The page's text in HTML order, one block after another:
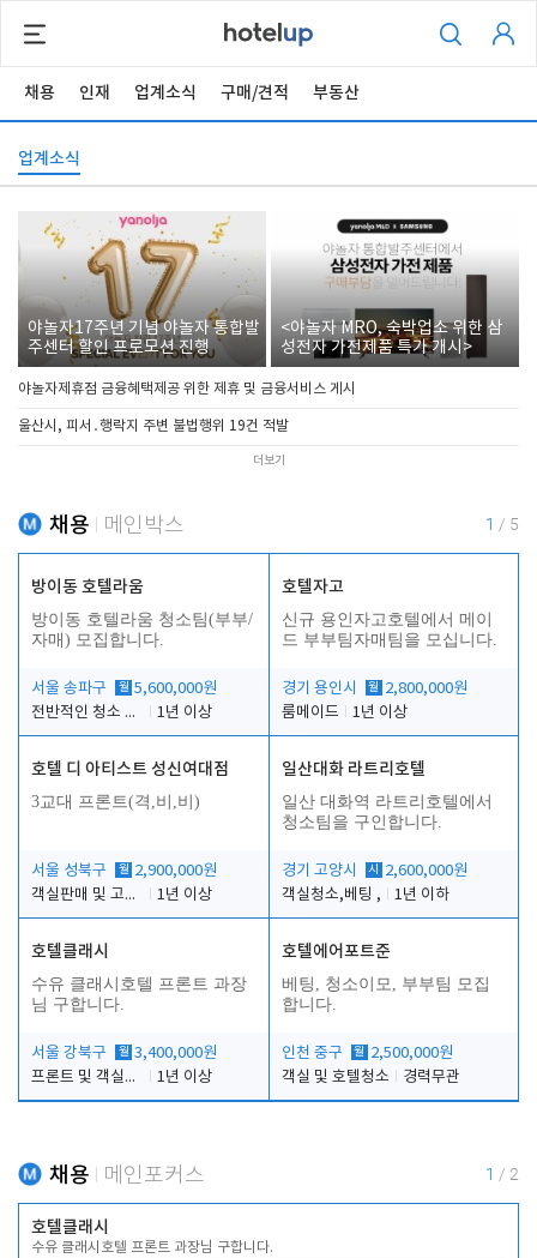
채용 인재 업계소식 구매/견적 부동산
업계소식
야놀자17주년 기념 야놀자 통합발
주센터 할인 프로모션 진행
<야놀자 MRO, 숙박업소 위한 삼
성전자 가전제품 특가 개시>
야놀자제휴점 금융혜택제공 위한 제휴 및 금융서비스 게시
울산시, 피서․행락지 주변 불법행위 19건 적발
더보기
채용 메인박스 1 / 5
방이동 호텔라움
방이동 호텔라움 청소팀(부부/
자매) 모집합니다.
서울 송파구 월 5,600,000원
전반적인 청소 업무(객실청소.객실정리)
1년 이상
호텔자고
신규 용인자고호텔에서 메이
드 부부팀자매팀을 모십니다.
경기 용인시 월 2,800,000원
룸메이드
1년 이상
호텔 디 아티스트 성신여대점
3교대 프론트(격,비,비)
서울 성북구 월 2,900,000원
객실판매 및 고객응대
1년 이상
일산대화 라트리호텔
일산 대화역 라트리호텔에서
청소팀을 구인합니다.
경기 고양시 시
2,600,000원
객실청소,베팅 ,
1년 이하
호텔클래시
수유 클래시호텔 프론트 과장
님 구합니다.
서울 강북구 월 3,400,000원
프론트 및 객실관리
1년 이상
호텔에어포트준
베팅, 청소이모, 부부팀 모집
합니다.
인천 중구 월 2,500,000원
객실 및 호텔청소
경력무관
채용 메인포커스 1 / 2
호텔클래시
수유 클래시호텔 프론트 과장님 구합니다.